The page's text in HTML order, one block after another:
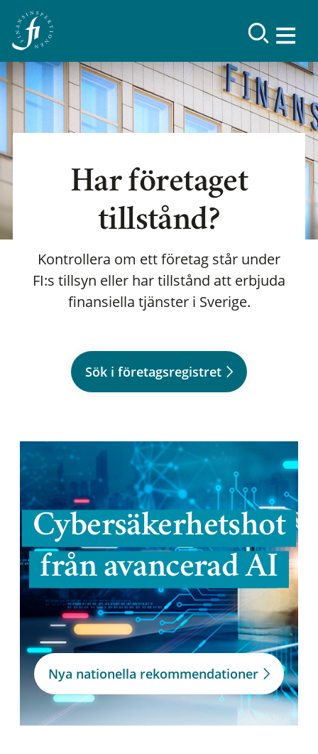
Har företaget
tillstånd?
Kontrollera om ett företag står under
FI:s tillsyn eller har tillstånd att erbjuda
finansiella tjänster i Sverige.
Sök i företagsregistret
Cybersäkerhetshot
från avancerad AI
Nya nationella rekommendationer